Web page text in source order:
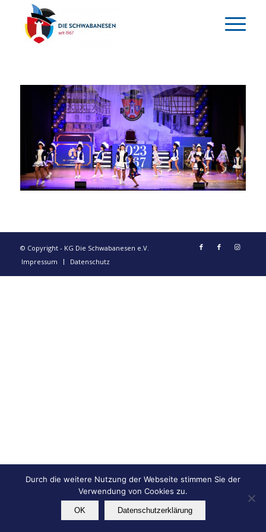
© Copyright - KG Die Schwabanesen e.V.
Impressum
Datenschutz
Durch die weitere Nutzung der Webseite stimmen Sie der
Verwendung von Cookies zu.
OK Datenschutzerklärung